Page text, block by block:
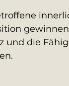
und die